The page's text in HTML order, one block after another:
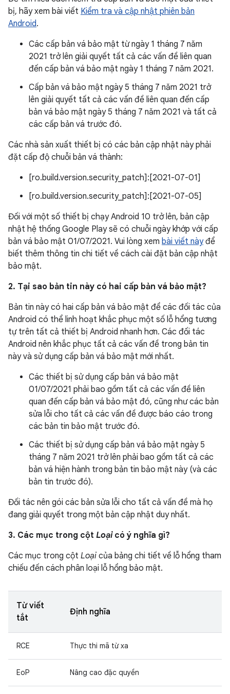
bị, hãy xem bài viết Kiểm tra và cập nhật phiên bản
Android.
Các cấp bản vá bảo mật từ ngày 1 tháng 7 năm
2021 trở lên giải quyết tất cả các vấn đề liên quan
đến cấp bản vá bảo mật ngày 1 tháng 7 năm 2021.
Cấp bản vá bảo mật ngày 5 tháng 7 năm 2021 trở
lên giải quyết tất cả các vấn đề liên quan đến cấp
bản vá bảo mật ngày 5 tháng 7 năm 2021 và tất cả
các cấp bản vá trước đó.
Các nhà sản xuất thiết bị có các bản cập nhật này phải
đặt cấp độ chuỗi bản vá thành:
[ro.build.version.security_patch]:[2021-07-01]
[ro.build.version.security_patch]:[2021-07-05]
Đối với một số thiết bị chạy Android 10 trở lên, bản cập
nhật hệ thống Google Play sẽ có chuỗi ngày khớp với cấp
bản vá bảo mật 01/07/2021. Vui lòng xem bài viết nàyđể
biết thêm thông tin chi tiết về cách cài đặt bản cập nhật
bảo mật.
2. Tại sao bản tin này có hai cấp bản vá bảo mật?
Bản tin này có hai cấp bản vá bảo mật để các đối tác của
Android có thể linh hoạt khắc phục một số lỗ hổng tương
tự trên tất cả thiết bị Android nhanh hơn. Các đối tác
Android nên khắc phục tất cả các vấn đề trong bản tin
này và sử dụng cấp bản vá bảo mật mới nhất.
Các thiết bị sử dụng cấp bản vá bảo mật
01/07/2021 phải bao gồm tất cả các vấn đề liên
quan đến cấp bản vá bảo mật đó, cũng như các bản
sửa lỗi cho tất cả các vấn đề được báo cáo trong
các bản tin bảo mật trước đó.
Các thiết bị sử dụng cấp bản vá bảo mật ngày 5
tháng 7 năm 2021 trở lên phải bao gồm tất cả các
bản vá hiện hành trong bản tin bảo mật này (và các
bản tin trước đó).
Đối tác nên gói các bản sửa lỗi cho tất cả vấn đề mà họ
đang giải quyết trong một bản cập nhật duy nhất.
3. Các mục trong cột Loạicó ý nghĩa gì?
Các mục trong cột Loại của bảng chi tiết về lỗ hổng tham
chiếu đến cách phân loại lỗ hổng bảo mật.
Từ viết
tắt
Định nghĩa
RCE Thực thi mã từ xa
EoP Nâng cao đặc quyền